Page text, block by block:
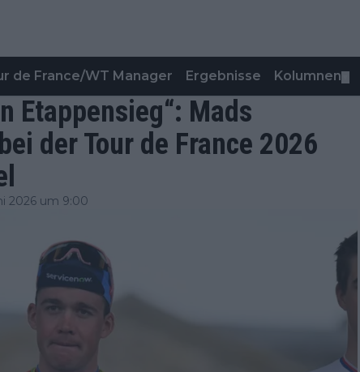
de France/WT Manager Ergebnisse Kolumnen
Etappensieg“: Mads
der Tour de France 2026
2026 um 9:00